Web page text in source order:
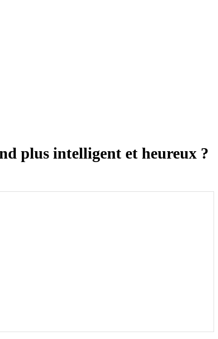
plus intelligent et heureux ?